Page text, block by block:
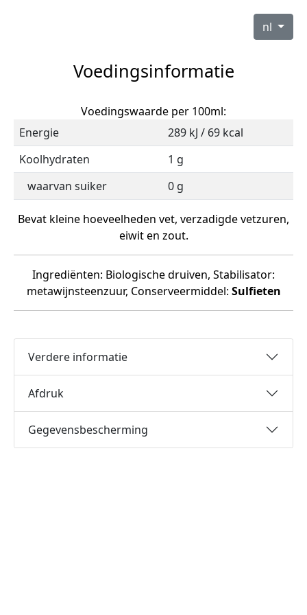
nl
Voedingsinformatie
Voedingswaarde per 100ml:
Energie
289 kJ / 69 kcal
Koolhydraten
1 g
waarvan suiker
0 g
Bevat kleine hoeveelheden vet, verzadigde vetzuren,
eiwit en zout.
Ingrediënten: Biologische druiven, Stabilisator:
metawijnsteenzuur, Conserveermiddel: Sulfieten
Verdere informatie
Afdruk
Gegevensbescherming